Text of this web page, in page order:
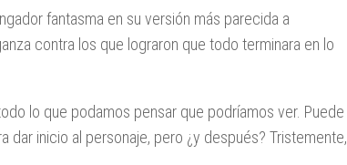
fantasma en su versión más parecida a
contra los que lograron que todo terminara en lo
lo que podamos pensar que podríamos ver. Puede
inicio al personaje, pero ¿y después? Tristemente,